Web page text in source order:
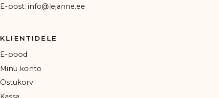
E-post: info@lejanne.ee
KLIENTIDELE
E-pood
Minu konto
Ostukorv